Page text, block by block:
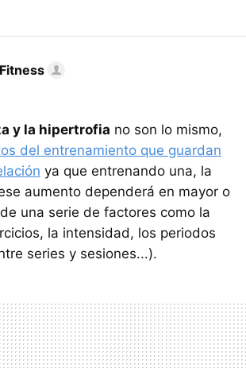
y la hipertrofia no son lo mismo,
del entrenamiento que guardan
ya que entrenando una, la
aumento dependerá en mayor o
una serie de factores como la
la intensidad, los periodos
series y sesiones...).